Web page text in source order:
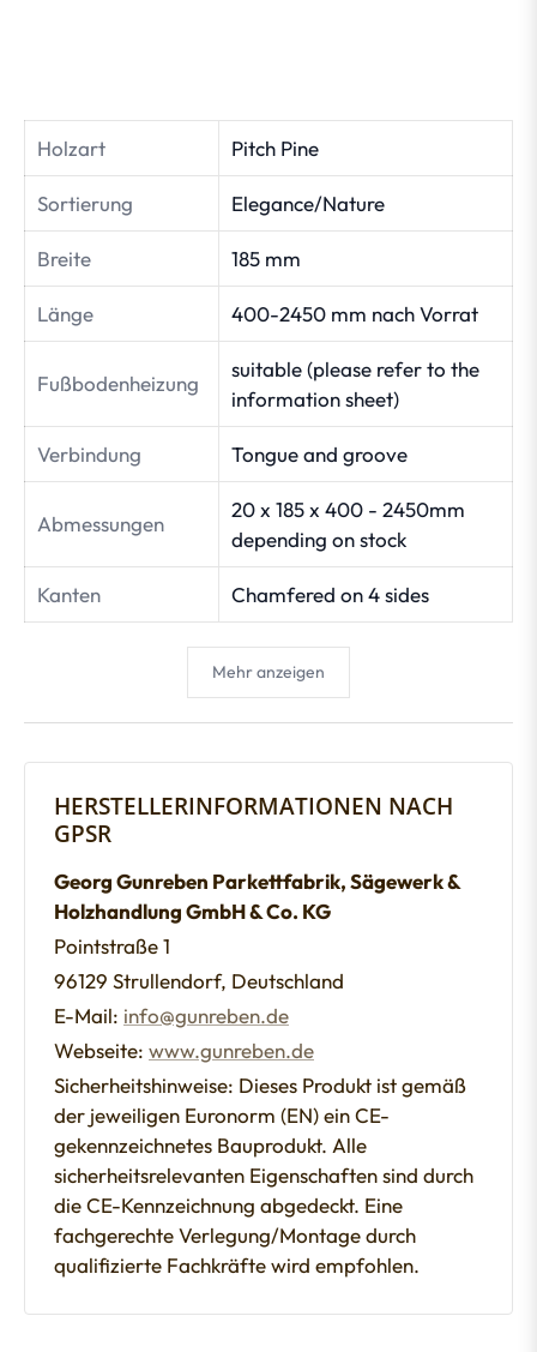
Holzart Pitch Pine
Sortierung Elegance/Nature
Breite 185 mm
Länge 400-2450 mm nach Vorrat
Fußbodenheizung
suitable (please refer to the
information sheet)
Verbindung Tongue and groove
Abmessungen
20 x 185 x 400 - 2450mm
depending on stock
Kanten Chamfered on 4 sides
Mehr anzeigen
HERSTELLERINFORMATIONEN NACH
GPSR
Georg Gunreben Parkettfabrik, Sägewerk &
Holzhandlung GmbH & Co. KG
Pointstraße 1
96129 Strullendorf, Deutschland
E-Mail: info@gunreben.de
Webseite: www.gunreben.de
Sicherheitshinweise: Dieses Produkt ist gemäß
der jeweiligen Euronorm (EN) ein CE-
gekennzeichnetes Bauprodukt. Alle
sicherheitsrelevanten Eigenschaften sind durch
die CE-Kennzeichnung abgedeckt. Eine
fachgerechte Verlegung/Montage durch
qualifizierte Fachkräfte wird empfohlen.